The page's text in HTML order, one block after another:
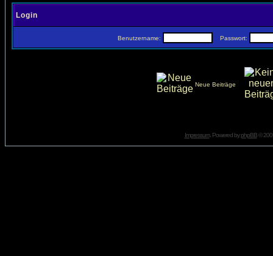
Login
Benutzername: Passwort:
Neue Beiträge
Impressum. Powered byphpBB©